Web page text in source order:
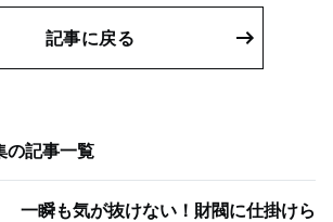
記事に戻る
の記事一覧
一瞬も気が抜けない！財閥に仕掛けら